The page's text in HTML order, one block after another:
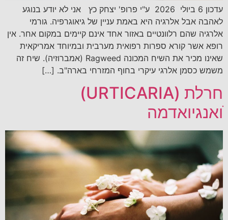
עדכון 6 ביולי 2026 ע"י פרופ' יצחק כץ אני לא יודע בנוגע
לאהבה אבל אלרגיה היא באמת עניין של גיאוגרפיה. גורמי
אלרגיה שהם רלוונטיים באזור אחד אינם קיימים במקום אחר. אין
רופא אשר קורא ספרות רפואית מערבית ובמיוחד אמריקאית
שאינו מכיר את השיח המכונה Ragweed (אמברוזיה). שיח זה
משמש כסמן אלרגי עיקרי בחוף המזרחי בארה"ב. […]
חרלת (URTICARIA)
ׁואנגיואדמה